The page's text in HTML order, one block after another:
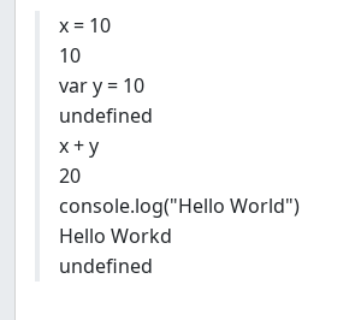
x = 10
10
var y = 10
undefined
x + y
20
console.log("Hello World")
Hello Workd
undefined